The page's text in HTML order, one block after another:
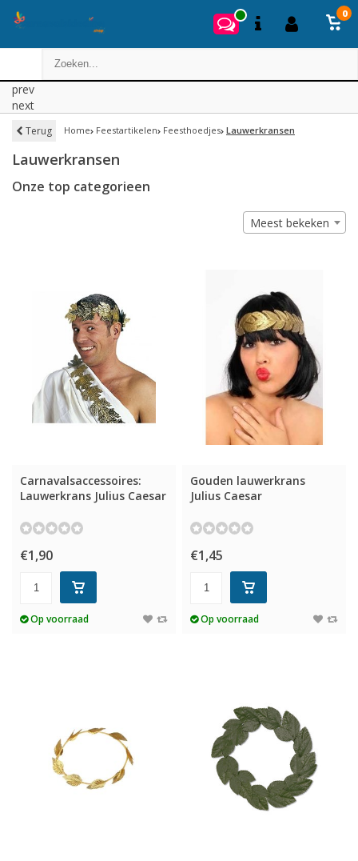
0
prev
next
Terug Home Feestartikelen Feesthoedjes Lauwerkransen
Lauwerkransen
Onze top categorieen
Meest bekeken
Carnavalsaccessoires:
Lauwerkrans Julius Caesar
€1,90
Op voorraad
Gouden lauwerkrans
Julius Caesar
€1,45
Op voorraad